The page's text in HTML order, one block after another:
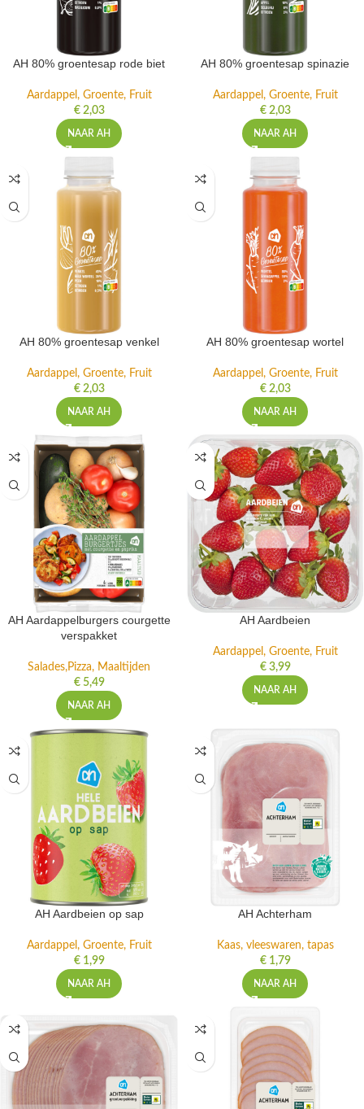
AH 80% groentesap rode biet
Aardappel, Groente, Fruit
€2,03
NAAR AH
AH 80% groentesap spinazie
Aardappel, Groente, Fruit
€2,03
NAAR AH
AH 80% groentesap venkel
Aardappel, Groente, Fruit
€2,03
NAAR AH
AH 80% groentesap wortel
Aardappel, Groente, Fruit
€2,03
NAAR AH
AH Aardappelburgers courgette
verspakket
Salades,Pizza, Maaltijden
€5,49
NAAR AH
AH Aardbeien
Aardappel, Groente, Fruit
€3,99
NAAR AH
AH Aardbeien op sap
Aardappel, Groente, Fruit
€1,99
NAAR AH
AH Achterham
Kaas, vleeswaren, tapas
€1,79
NAAR AH